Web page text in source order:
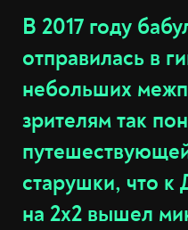
В 2017 году
отправилась в
небольших
зрителям так
старушки, что к
на 2х2 вышел